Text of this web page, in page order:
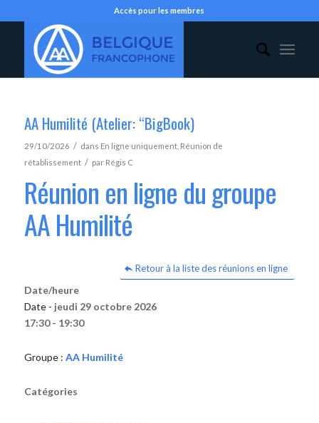
Accès pour les membres
AA Humilité (Atelier: “BigBook)
29/10/2026 / dans En ligne uniquement, Réunion de
rétablissement / par Régis C
Réunion en ligne du groupe
AA Humilité
Retour à la liste des réunions en ligne
Date/heure
Date - jeudi 29 octobre 2026
17:30 - 19:30
Groupe : AA Humilité
Catégories